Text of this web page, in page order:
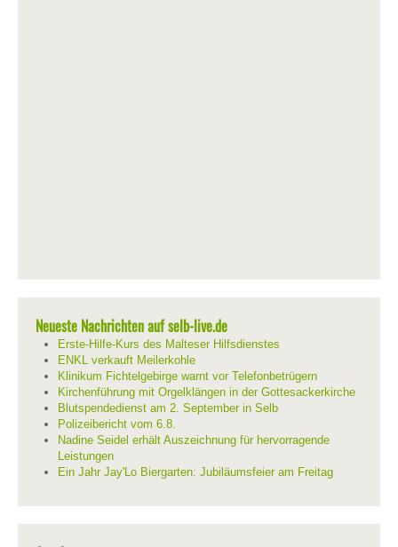
Neueste Nachrichten auf selb-live.de
Erste-Hilfe-Kurs des Malteser Hilfsdienstes
ENKL verkauft Meilerkohle
Klinikum Fichtelgebirge warnt vor Telefonbetrügern
Kirchenführung mit Orgelklängen in der Gottesackerkirche
Blutspendedienst am 2. September in Selb
Polizeibericht vom 6.8.
Nadine Seidel erhält Auszeichnung für hervorragende
Leistungen
Ein Jahr Jay'Lo Biergarten: Jubiläumsfeier am Freitag